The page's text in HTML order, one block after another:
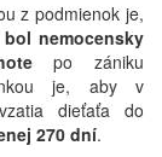
z podmienok je,
bol nemocensky
po zániku
je, aby v
dieťaťa do
270 dní.